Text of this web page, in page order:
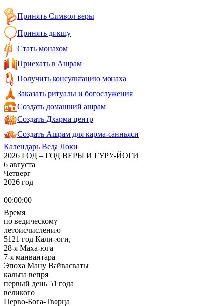
Принять Символ веры
Принять дикшу
Стать монахом
Приехать в Ашрам
Получить консультацию монаха
Заказать ритуалы и богослужения
Создать домашний ашрам
Создать Дхарма центр
Создать Ашрам для карма-санньяси
Календарь Веда Локи
2026 ГОД – ГОД ВЕРЫ И ГУРУ-ЙОГИ
6 августа
Четверг
2026 год
00:00:00
Время
по ведическому
летоисчислению
5121 год Кали-юги,
28-я Маха-юга
7-я манвантара
Эпоха Ману Вайвасваты
кальпа вепря
первый день 51 года
великого
Перво-Бога-Творца